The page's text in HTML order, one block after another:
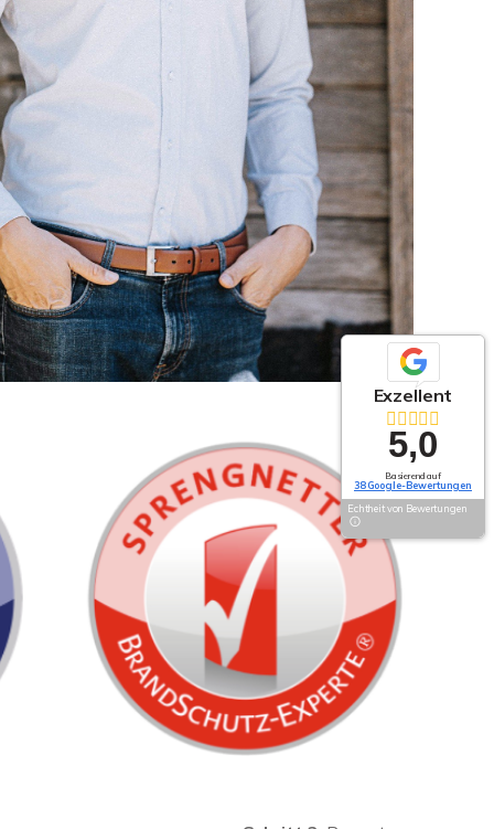
Exzellent
5,0
Basierend auf
38 Google-Bewertungen
Echtheit von Bewertungen